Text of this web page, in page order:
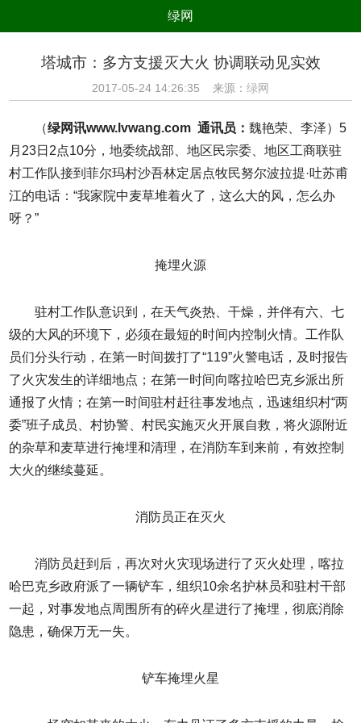
绿网
健康
时尚 家居 新技术 新能源
环境保护 节能减排 绿色产业 污染防治
塔城市：多方支援灭大火 协调联动见实效
2017-05-24 14:26:35 来源： 绿网
（绿网讯www.lvwang.com 通讯员：魏艳荣、李泽）5
月23日2点10分，地委统战部、地区民宗委、地区工商联驻
村工作队接到菲尔玛村沙吾林定居点牧民努尔波拉提·吐苏甫
江的电话：“我家院中麦草堆着火了，这么大的风，怎么办
呀？”
掩埋火源
驻村工作队意识到，在天气炎热、干燥，并伴有六、七
级的大风的环境下，必须在最短的时间内控制火情。工作队
员们分头行动，在第一时间拨打了“119”火警电话，及时报告
了火灾发生的详细地点；在第一时间向喀拉哈巴克乡派出所
通报了火情；在第一时间驻村赶往事发地点，迅速组织村“两
委”班子成员、村协警、村民实施灭火开展自救，将火源附近
的杂草和麦草进行掩埋和清理，在消防车到来前，有效控制
大火的继续蔓延。
消防员正在灭火
消防员赶到后，再次对火灾现场进行了灭火处理，喀拉
哈巴克乡政府派了一辆铲车，组织10余名护林员和驻村干部
一起，对事发地点周围所有的碎火星进行了掩埋，彻底消除
隐患，确保万无一失。
铲车掩埋火星